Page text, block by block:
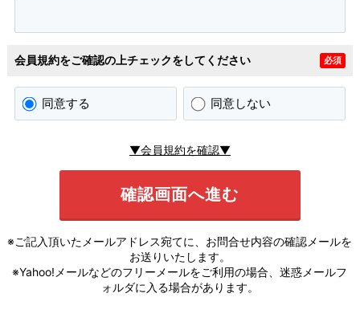
会員規約をご確認の上チェックをしてください 必須
同意する 同意しない
▼会員規約を確認▼
※ご記入頂いたメールアドレス宛てに、お問合せ内容の確認メールを
お送りいたします。
※Yahoo!メールなどのフリーメールをご利用の場合、迷惑メールフ
ォルダに入る場合があります。